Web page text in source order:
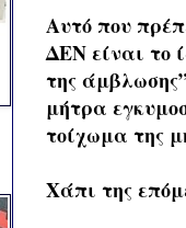
Αυτό που
ΔΕΝ είναι το
της
μήτρα
τοίχωμα της
Χάπι της